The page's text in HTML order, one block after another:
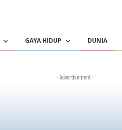
GAYA HIDUP DUNIA
- Advertisement -